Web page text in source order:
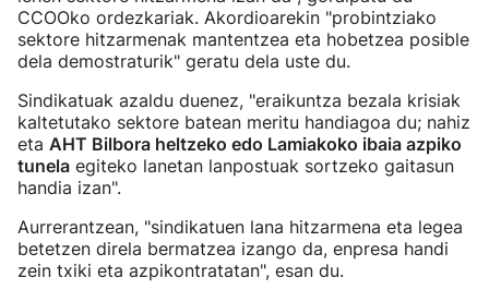
CCOOko ordezkariak. Akordioarekin "probintziako
sektore hitzarmenak mantentzea eta hobetzea posible
dela demostraturik" geratu dela uste du.
Sindikatuak azaldu duenez, "eraikuntza bezala krisiak
kaltetutako sektore batean meritu handiagoa du; nahiz
eta AHT Bilbora heltzeko edo Lamiakoko ibaia azpiko
tunela egiteko lanetan lanpostuak sortzeko gaitasun
handia izan".
Aurrerantzean, "sindikatuen lana hitzarmena eta legea
betetzen direla bermatzea izango da, enpresa handi
zein txiki eta azpikontratatan", esan du.